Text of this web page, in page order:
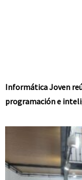
Informática Joven
programación e